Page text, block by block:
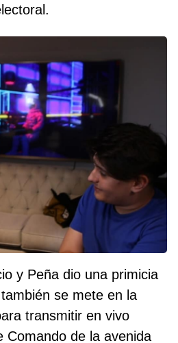
y Peña dio una primicia
se mete en la
transmitir en vivo
Comando de la avenida